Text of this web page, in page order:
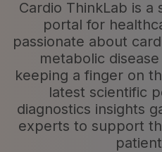
Cardio ThinkLab is a
portal for
passionate about
metabolic
keeping a finger on
latest scientific
diagnostics insights
experts to support